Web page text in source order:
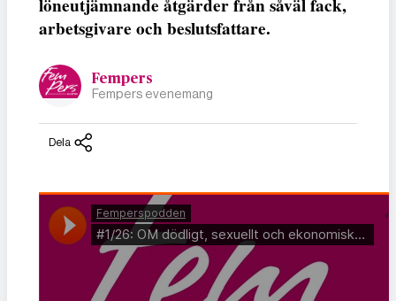
arbetsgivare och beslutsfattare.
Fempers
Fempers evenemang
Dela